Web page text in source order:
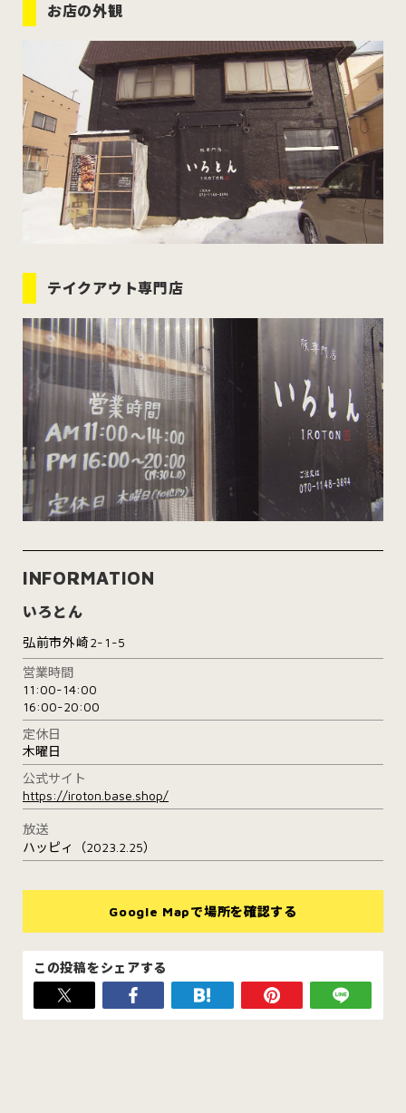
お店の外観
テイクアウト専門店
INFORMATION
いろとん
弘前市外崎2-1-5
営業時間
11:00-14:00
16:00-20:00
定休日
木曜日
公式サイト
https://iroton.base.shop/
放送
ハッピィ（2023.2.25）
Google Mapで場所を確認する
この投稿をシェアする